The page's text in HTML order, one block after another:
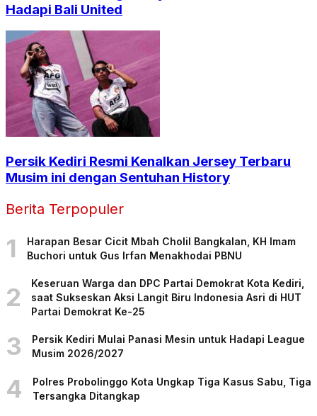
Hadapi Bali United
Persik Kediri Resmi Kenalkan Jersey Terbaru
Musim ini dengan Sentuhan History
Berita Terpopuler
1
Harapan Besar Cicit Mbah Cholil Bangkalan, KH Imam
Buchori untuk Gus Irfan Menakhodai PBNU
2
Keseruan Warga dan DPC Partai Demokrat Kota Kediri,
saat Sukseskan Aksi Langit Biru Indonesia Asri di HUT
Partai Demokrat Ke-25
3
Persik Kediri Mulai Panasi Mesin untuk Hadapi League
Musim 2026/2027
4
Polres Probolinggo Kota Ungkap Tiga Kasus Sabu, Tiga
Tersangka Ditangkap